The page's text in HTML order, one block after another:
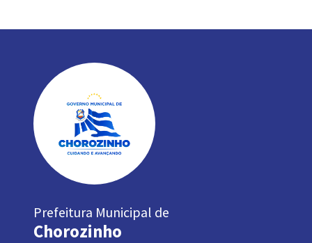
Prefeitura Municipal de
Chorozinho